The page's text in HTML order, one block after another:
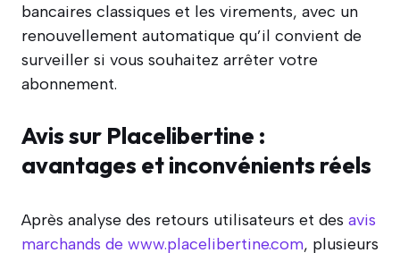
bancaires classiques et les virements, avec un
renouvellement automatique qu’il convient de
surveiller si vous souhaitez arrêter votre
abonnement.
Avis sur Placelibertine :
avantages et inconvénients réels
Après analyse des retours utilisateurs et des avis
marchands de www.placelibertine.com, plusieurs